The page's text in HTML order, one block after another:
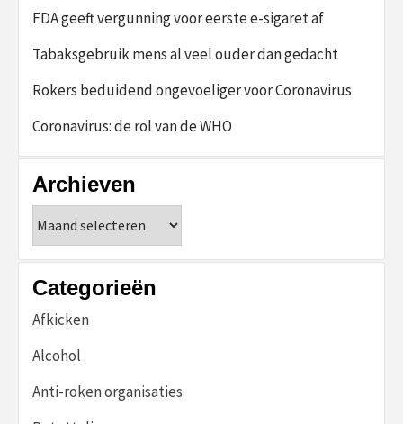
FDA geeft vergunning voor eerste e-sigaret af
Tabaksgebruik mens al veel ouder dan gedacht
Rokers beduidend ongevoeliger voor Coronavirus
Coronavirus: de rol van de WHO
Archieven
Categorieën
Afkicken
Alcohol
Anti-roken organisaties